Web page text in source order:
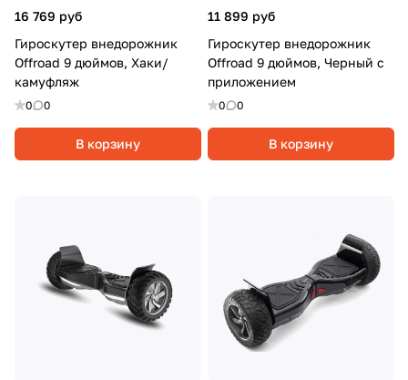
16 769 руб
Гироскутер внедорожник
Offroad 9 дюймов, Хаки/
камуфляж
0 0
В корзину
11 899 руб
Гироскутер внедорожник
Offroad 9 дюймов, Черный с
приложением
0 0
В корзину